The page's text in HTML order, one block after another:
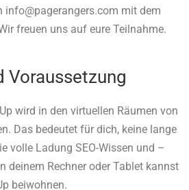
info@pagerangers.com mit dem
freuen uns auf eure Teilnahme.
Voraussetzung
wird in den virtuellen Räumen von
Das bedeutet für dich, keine lange
volle Ladung SEO-Wissen und –
deinem Rechner oder Tablet kannst
beiwohnen.